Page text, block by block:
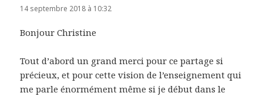
14 septembre 2018 à 10:32
Bonjour Christine
Tout d’abord un grand merci pour ce partage si
précieux, et pour cette vision de l’enseignement qui
me parle énormément même si je début dans le